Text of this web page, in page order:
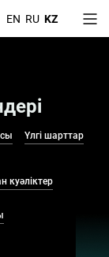
EN RU KZ
Үлгі шарттар
куәліктер